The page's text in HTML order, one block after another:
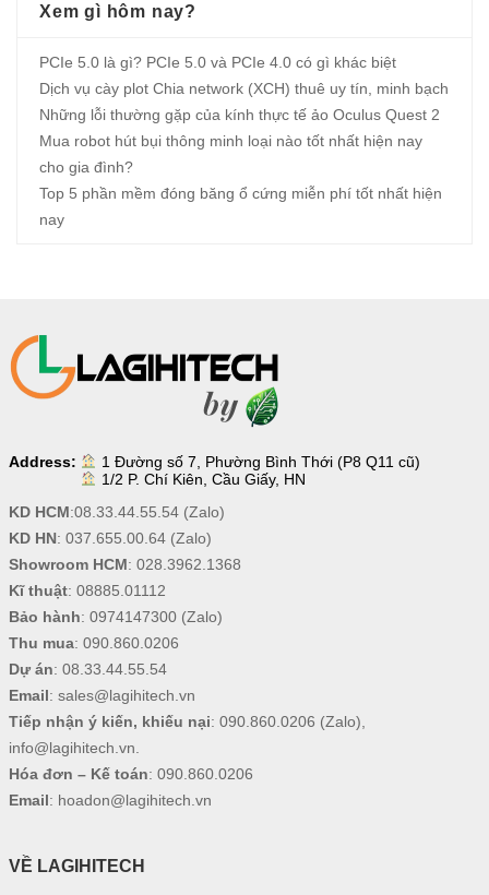
Xem gì hôm nay?
PCIe 5.0 là gì? PCIe 5.0 và PCIe 4.0 có gì khác biệt
Dịch vụ cày plot Chia network (XCH) thuê uy tín, minh bạch
Những lỗi thường gặp của kính thực tế ảo Oculus Quest 2
Mua robot hút bụi thông minh loại nào tốt nhất hiện nay
cho gia đình?
Top 5 phần mềm đóng băng ổ cứng miễn phí tốt nhất hiện
nay
Address:
1 Đường số 7, Phường Bình Thới (P8 Q11 cũ)
1/2 P. Chí Kiên, Cầu Giấy, HN
KD HCM:08.33.44.55.54(Zalo)
KD HN: 037.655.00.64(Zalo)
Showroom HCM: 028.3962.1368
Kĩ thuật: 08885.01112
Bảo hành: 0974147300(Zalo)
Thu mua: 090.860.0206
Dự án: 08.33.44.55.54
Email: sales@lagihitech.vn
Tiếp nhận ý kiến, khiếu nại: 090.860.0206 (Zalo),
info@lagihitech.vn
Hóa đơn – Kế toán: 090.860.0206
Email: hoadon@lagihitech.vn
VỀ LAGIHITECH